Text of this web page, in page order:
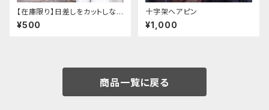
【在庫限り】日差しをカットしな
がら手元もオシャレに♪ UVア
ームカバー ブラック レース
¥500
十字架ヘアピン
¥1,000
商品一覧に戻る